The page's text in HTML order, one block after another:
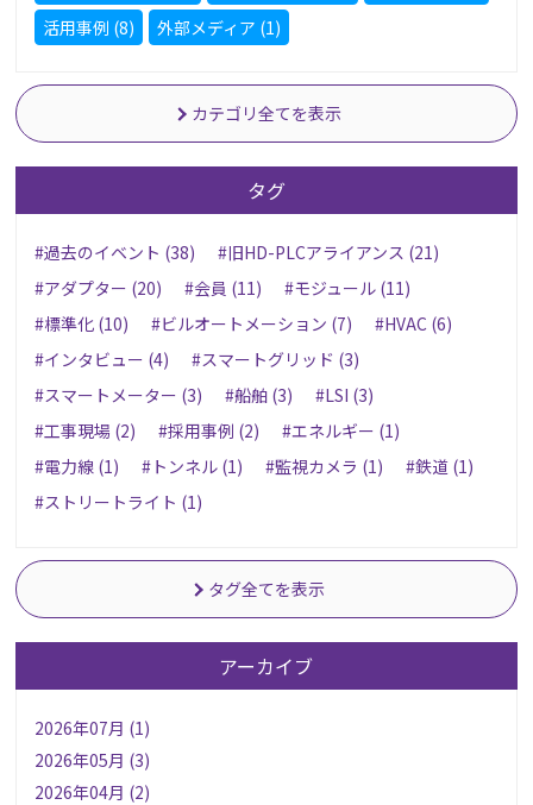
活用事例 (8)
外部メディア (1)
カテゴリ全てを表示
タグ
#過去のイベント (38)
#旧HD-PLCアライアンス (21)
#アダプター (20)
#会員 (11)
#モジュール (11)
#標準化 (10)
#ビルオートメーション (7)
#HVAC (6)
#インタビュー (4)
#スマートグリッド (3)
#スマートメーター (3)
#船舶 (3)
#LSI (3)
#工事現場 (2)
#採用事例 (2)
#エネルギー (1)
#電力線 (1)
#トンネル (1) #監視カメラ (1)
#鉄道 (1)
#ストリートライト (1)
タグ全てを表示
アーカイブ
2026年07月 (1)
2026年05月 (3)
2026年04月 (2)